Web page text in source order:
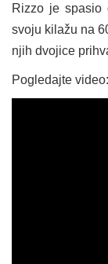
Rizzo je spasio
svoju kilažu na
njih dvojice
Pogledajte video: